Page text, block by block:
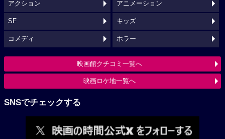
アクション アニメーション
SF キッズ
コメディ ホラー
映画館クチコミ一覧へ
映画ロケ地一覧へ
SNSでチェックする